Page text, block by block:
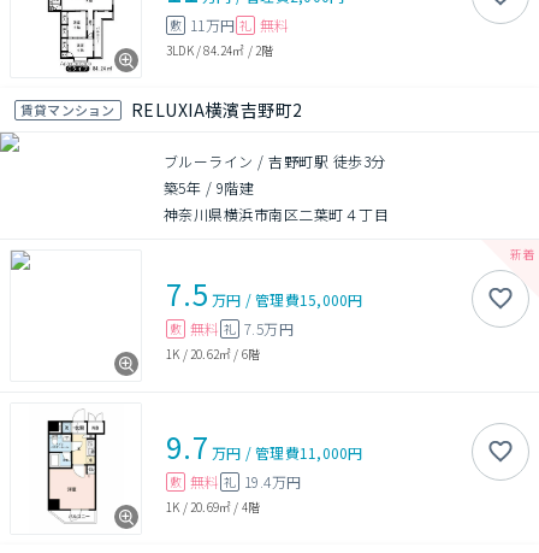
敷 11万円 礼 無料
3LDK/84.24㎡ / 2階
賃貸マンション RELUXIA横濱吉野町2
ブルーライン / 吉野町駅 徒歩3分
築5年 / 9階建
神奈川県横浜市南区二葉町４丁目
7.5 万円 /管理費15,000円
敷 無料 礼 7.5万円
1K / 20.62㎡ / 6階
9.7 万円 /管理費11,000円
敷 無料 礼 19.4万円
1K / 20.69㎡ / 4階